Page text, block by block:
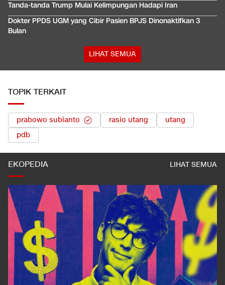
Tanda-tanda Trump Mulai Kelimpungan Hadapi Iran
Dokter PPDS UGM yang Cibir Pasien BPJS Dinonaktifkan 3
Bulan
LIHAT SEMUA
TOPIK TERKAIT
prabowo subianto rasio utang
utang
pdb
EKOPEDIA LIHAT SEMUA